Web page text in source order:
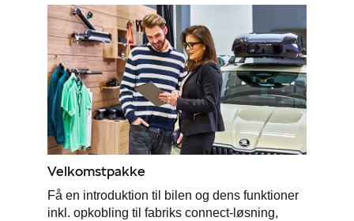
Velkomstpakke
Få en introduktion til bilen og dens funktioner
inkl. opkobling til fabriks connect-løsning,